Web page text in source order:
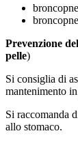
Prevenzione
pelle)
Si consiglia di
mantenimento
Si raccomanda
allo stomaco.